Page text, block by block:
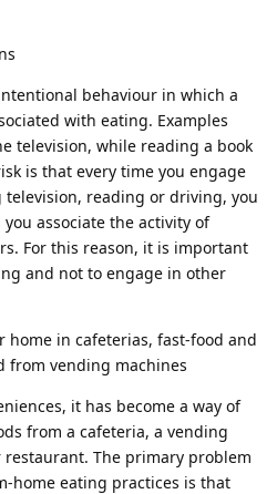
behaviour in which a
with eating. Examples
television, while reading a book
is that every time you engage
reading or driving, you
associate the activity of
For this reason, it is important
and not to engage in other
home in cafeterias, fast-food and
from vending machines
it has become a way of
from a cafeteria, a vending
The primary problem
home eating practices is that